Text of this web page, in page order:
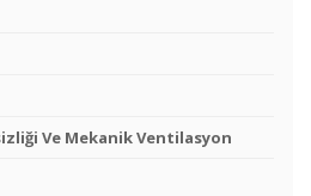
Ve Mekanik Ventilasyon